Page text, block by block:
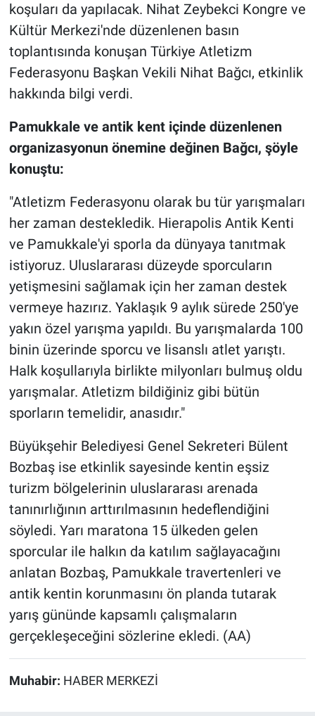
koşuları da yapılacak. Nihat Zeybekci Kongre ve
Kültür Merkezi'nde düzenlenen basın
toplantısında konuşan Türkiye Atletizm
Federasyonu Başkan Vekili Nihat Bağcı, etkinlik
hakkında bilgi verdi.
Pamukkale ve antik kent içinde düzenlenen
organizasyonun önemine değinen Bağcı, şöyle
konuştu:
"Atletizm Federasyonu olarak bu tür yarışmaları
her zaman destekledik. Hierapolis Antik Kenti
ve Pamukkale'yi sporla da dünyaya tanıtmak
istiyoruz. Uluslararası düzeyde sporcuların
yetişmesini sağlamak için her zaman destek
vermeye hazırız. Yaklaşık 9 aylık sürede 250'ye
yakın özel yarışma yapıldı. Bu yarışmalarda 100
binin üzerinde sporcu ve lisanslı atlet yarıştı.
Halk koşullarıyla birlikte milyonları bulmuş oldu
yarışmalar. Atletizm bildiğiniz gibi bütün
sporların temelidir, anasıdır."
Büyükşehir Belediyesi Genel Sekreteri Bülent
Bozbaş ise etkinlik sayesinde kentin eşsiz
turizm bölgelerinin uluslararası arenada
tanınırlığının arttırılmasının hedeflendiğini
söyledi. Yarı maratona 15 ülkeden gelen
sporcular ile halkın da katılım sağlayacağını
anlatan Bozbaş, Pamukkale travertenleri ve
antik kentin korunmasını ön planda tutarak
yarış gününde kapsamlı çalışmaların
gerçekleşeceğini sözlerine ekledi. (AA)
Muhabir: HABER MERKEZİ